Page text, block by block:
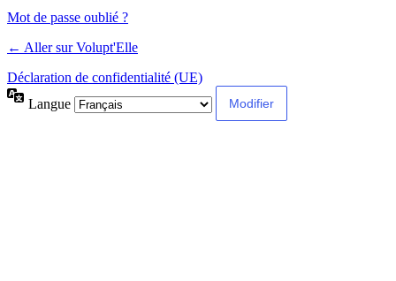
Mot de passe oublié ?
← Aller sur Volupt'Elle
Déclaration de confidentialité (UE)
Langue